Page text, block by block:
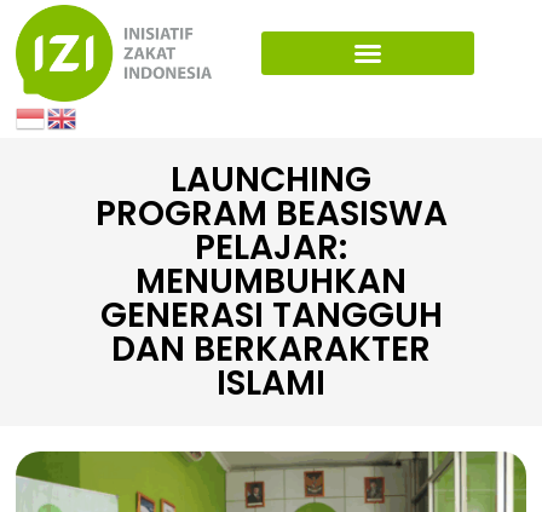
LAUNCHING
PROGRAM BEASISWA
PELAJAR:
MENUMBUHKAN
GENERASI TANGGUH
DAN BERKARAKTER
ISLAMI